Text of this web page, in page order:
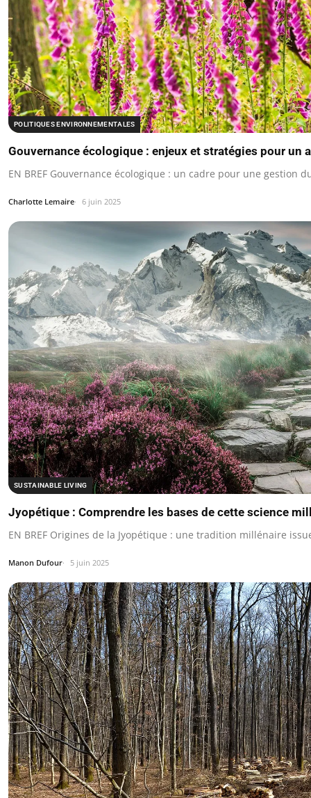
POLITIQUES ENVIRONNEMENTALES
Gouvernance écologique : enjeux et stratégies pour un
EN BREF Gouvernance écologique : un cadre pour une gestion
Charlotte Lemaire 6 juin 2025
SUSTAINABLE LIVING
Jyopétique : Comprendre les bases de cette science
EN BREF Origines de la Jyopétique : une tradition millénaire
Manon Dufour 5 juin 2025